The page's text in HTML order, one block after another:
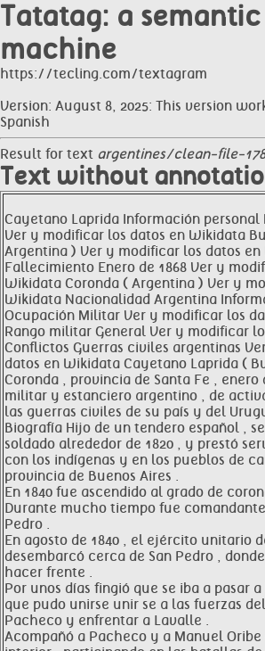
Tatatag: a
machine
https://tecling.com/textagram
Version: August 8, 2025: This version
Spanish
Result for text argentines/clean-file-
Text without
Cayetano Laprida Información personal
Ver y modificar los datos en Wikidata
Argentina ) Ver y modificar los datos en
Fallecimiento Enero de 1868 Ver y
Wikidata Coronda ( Argentina ) Ver y
Wikidata Nacionalidad Argentina
Ocupación Militar Ver y modificar los
Rango militar General Ver y modificar
Conflictos Guerras civiles argentinas
datos en Wikidata Cayetano Laprida (
Coronda , provincia de Santa Fe , enero
militar y estanciero argentino , de
las guerras civiles de su país y del
Biografía Hijo de un tendero español ,
soldado alrededor de 1820 , y prestó
con los indígenas y en los pueblos de
provincia de Buenos Aires .
En 1840 fue ascendido al grado de
Durante mucho tiempo fue
Pedro .
En agosto de 1840 , el ejército unitario
desembarcó cerca de San Pedro ,
hacer frente .
Por unos días fingió que se iba a pasar
que pudo unirse unir se a las fuerzas
Pacheco y enfrentar a Lavalle .
Acompañó a Pacheco y a Manuel